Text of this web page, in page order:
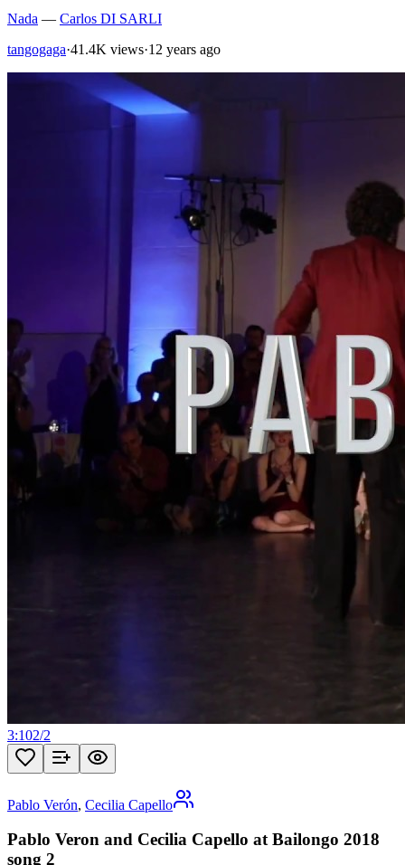
Nada — Carlos DI SARLI
tangogaga·41.4K views·12 years ago
3:102/2
Pablo Verón, Cecilia Capello
Pablo Veron and Cecilia Capello at Bailongo 2018
song 2